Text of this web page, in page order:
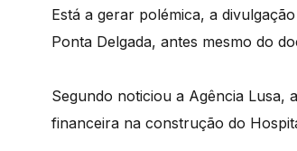
Está a gerar polémica, a
Ponta Delgada, antes mesmo do
Segundo noticiou a Agência Lusa,
financeira na construção do